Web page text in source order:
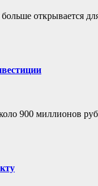
открывается
900 миллионов